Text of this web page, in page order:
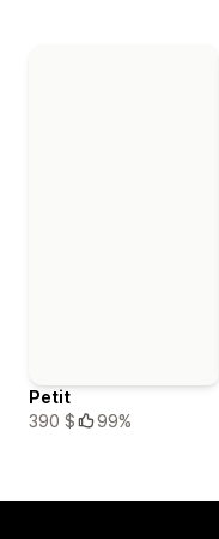
Petit
390 $
99%